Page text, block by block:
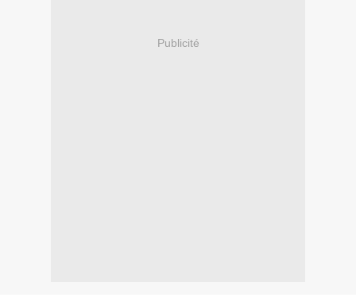
Publicité